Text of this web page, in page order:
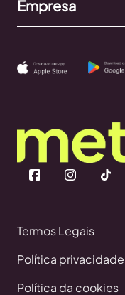
Empresa
Termos Legais
Política privacidade
Política da cookies